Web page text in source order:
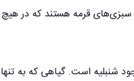
سبزی‌های قرمه هستند که در
شنبلیه است. گیاهی که به